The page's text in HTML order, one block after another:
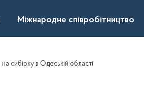
Міжнародне співробітництво
сибірку в Одеській області